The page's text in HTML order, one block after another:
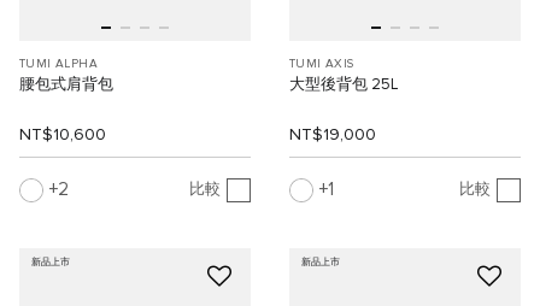
TUMI ALPHA
腰包式肩背包
NT$10,600
2 比較
TUMI AXIS
大型後背包 25L
NT$19,000
1 比較
新品上市 新品上市